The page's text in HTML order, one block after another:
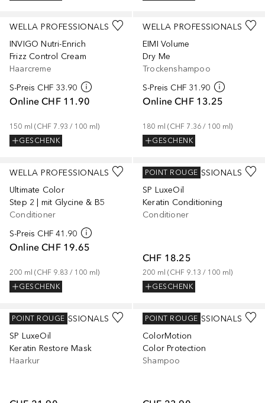
WELLA PROFESSIONALS
INVIGO Nutri-Enrich
Frizz Control Cream
Haarcreme
S-Preis CHF 33.90
Online CHF 11.90
150 ml (CHF 7.93 / 100 ml)
GESCHENK
WELLA PROFESSIONALS
EIMI Volume
Dry Me
Trockenshampoo
S-Preis CHF 31.90
Online CHF 13.25
180 ml (CHF 7.36 / 100 ml)
GESCHENK
WELLA PROFESSIONALS
Ultimate Color
Step 2 | mit Glycine & B5
Conditioner
S-Preis CHF 41.90
Online CHF 19.65
200 ml (CHF 9.83 / 100 ml)
GESCHENK
WELLA PROFESSIONALS
SP LuxeOil
Keratin Conditioning
Conditioner
CHF 18.25
200 ml (CHF 9.13 / 100 ml)
GESCHENK
POINT ROUGE
WELLA PROFESSIONALS
SP LuxeOil
Keratin Restore Mask
Haarkur
POINT ROUGE
WELLA PROFESSIONALS
ColorMotion
Color Protection
Shampoo
POINT ROUGE